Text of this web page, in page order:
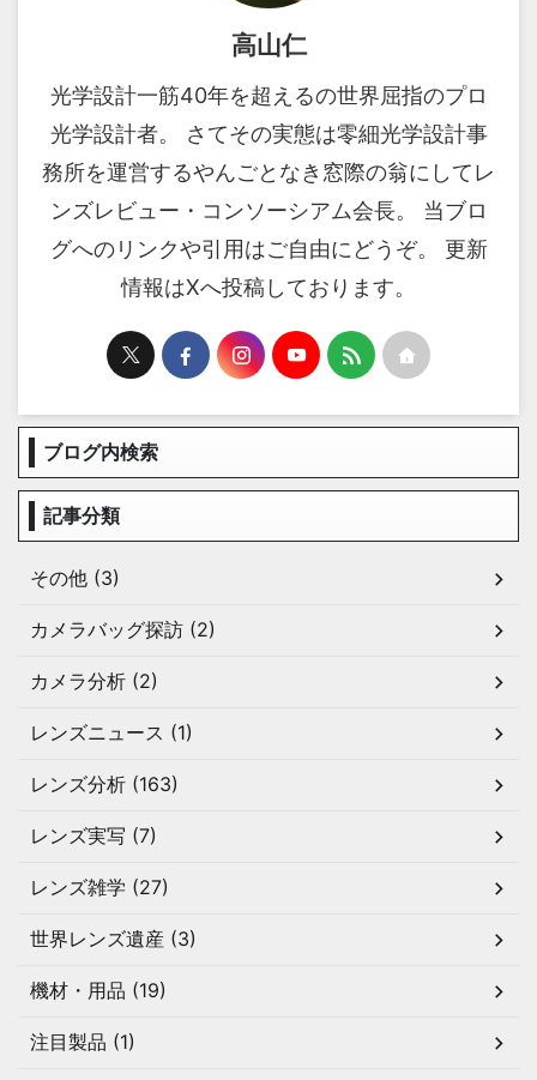
高山仁
光学設計一筋40年を超えるの世界屈指のプロ
光学設計者。 さてその実態は零細光学設計事
務所を運営するやんごとなき窓際の翁にしてレ
ンズレビュー・コンソーシアム会長。 当ブロ
グへのリンクや引用はご自由にどうぞ。 更新
情報はXへ投稿しております。
ブログ内検索
記事分類
その他 (3)
カメラバッグ探訪 (2)
カメラ分析 (2)
レンズニュース (1)
レンズ分析 (163)
レンズ実写 (7)
レンズ雑学 (27)
世界レンズ遺産 (3)
機材・用品 (19)
注目製品 (1)